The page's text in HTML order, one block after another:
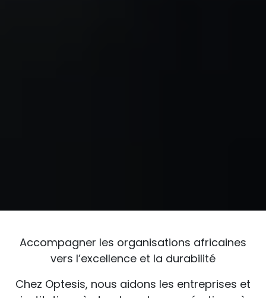
Accompagner les organisations africaines
vers l’excellence et la durabilité
Chez Optesis, nous aidons les entreprises et